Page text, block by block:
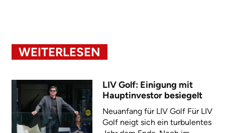
WEITERLESEN
LIV Golf: Einigung mit
Hauptinvestor besiegelt
Neuanfang für LIV Golf Für LIV
Golf neigt sich ein turbulentes